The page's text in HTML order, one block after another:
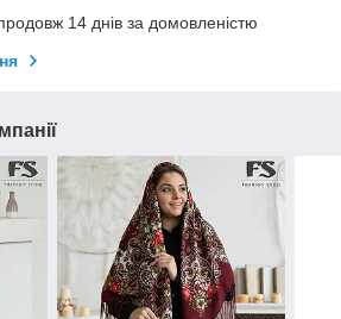
14 днів за домовленістю